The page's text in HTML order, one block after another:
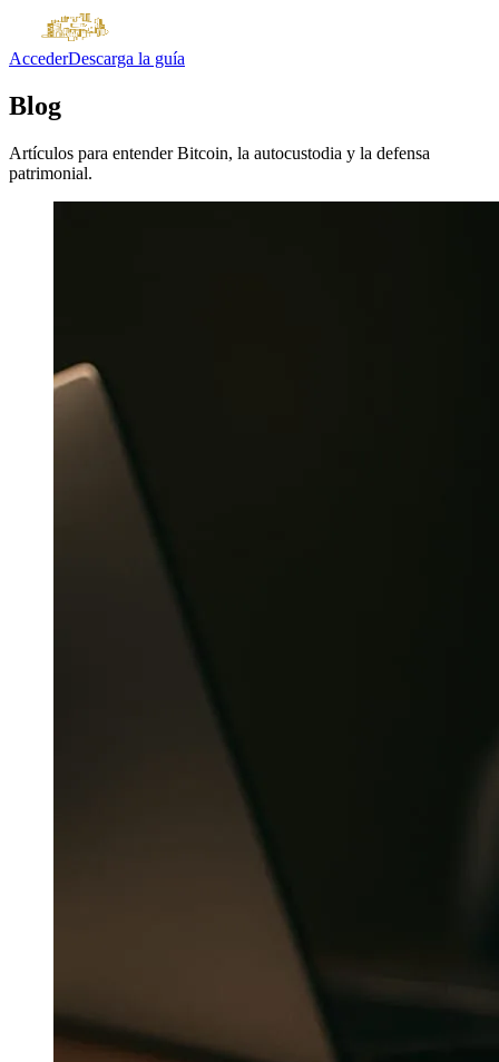
AccederDescarga la guía
Blog
Artículos para entender Bitcoin, la autocustodia y la defensa
patrimonial.